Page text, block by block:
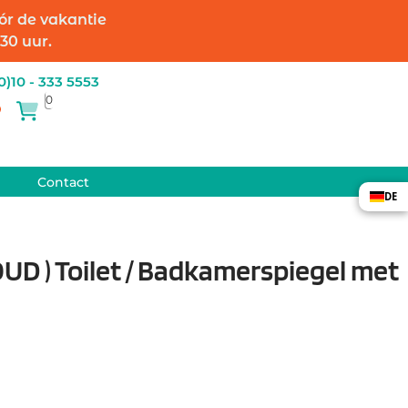
de vakantie
uur.
DE
- 333 5553
0
Contact
) Toilet / Badkamerspiegel met